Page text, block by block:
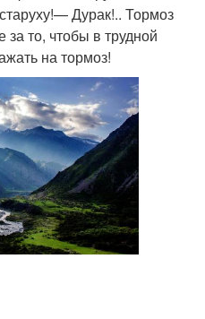
Дурак!.. Тормоз
то, чтобы в трудной
на тормоз!